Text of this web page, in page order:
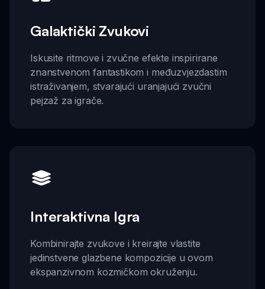
Galaktički Zvukovi
Iskusite ritmove i zvučne efekte inspirirane
znanstvenom fantastikom i međuzvjezdastim
istraživanjem, stvarajući uranjajući zvučni
pejzaž za igrače.
Interaktivna Igra
Kombinirajte zvukove i kreirajte vlastite
jedinstvene glazbene kompozicije u ovom
ekspanzivnom kozmičkom okruženju.